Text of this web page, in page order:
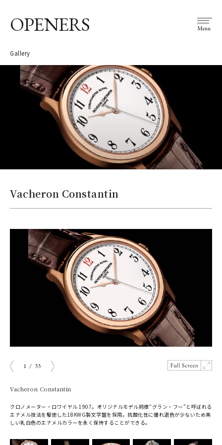
OPENERS Menu
Gallery
Vacheron Constantin
1 / 33
Vacheron Constantin
クロノメーター・ロワイヤル 1907。オリジナルモデル同様“グラン・フー”と呼ばれる
エナメル技法を駆使した18KWG製文字盤を採用。抗酸化性に優れ退色が少ないため美
しい乳白色のエナメルカラーを永く保持することができる。